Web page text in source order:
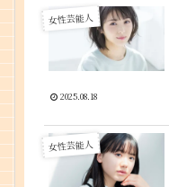
女性芸能人
2025.08.18
女性芸能人